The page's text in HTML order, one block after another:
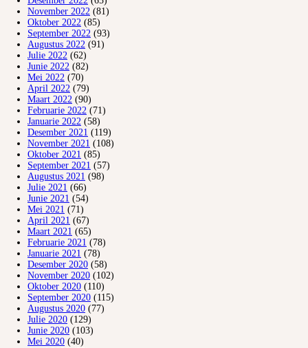
November 2022 (81)
Oktober 2022 (85)
September 2022 (93)
Augustus 2022 (91)
Julie 2022 (62)
Junie 2022 (82)
Mei 2022 (70)
April 2022 (79)
Maart 2022 (90)
Februarie 2022 (71)
Januarie 2022 (58)
Desember 2021 (119)
November 2021 (108)
Oktober 2021 (85)
September 2021 (57)
Augustus 2021 (98)
Julie 2021 (66)
Junie 2021 (54)
Mei 2021 (71)
April 2021 (67)
Maart 2021 (65)
Februarie 2021 (78)
Januarie 2021 (78)
Desember 2020 (58)
November 2020 (102)
Oktober 2020 (110)
September 2020 (115)
Augustus 2020 (77)
Julie 2020 (129)
Junie 2020 (103)
Mei 2020 (40)